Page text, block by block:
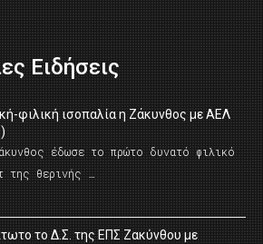
Ειδήσεις
φιλική ισοπαλία η Ζάκυνθος με ΑΕΛ
έδωσε το πρώτο δυνατό φιλικό
της θερινής …
το Δ.Σ. της ΕΠΣ Ζακύνθου με